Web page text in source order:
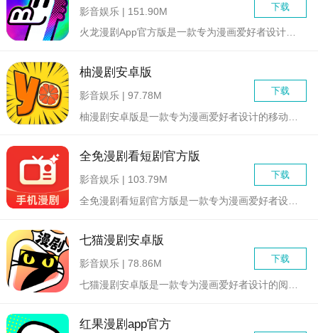
下载
影音娱乐 | 151.90M
火龙漫剧App官方版是一款专为漫画爱好者设计的阅读平台，集合...
柚漫剧安卓版
下载
影音娱乐 | 97.78M
全免漫剧看短剧官方版
下载
影音娱乐 | 103.79M
七猫漫剧安卓版
下载
影音娱乐 | 78.86M
红果漫剧app官方